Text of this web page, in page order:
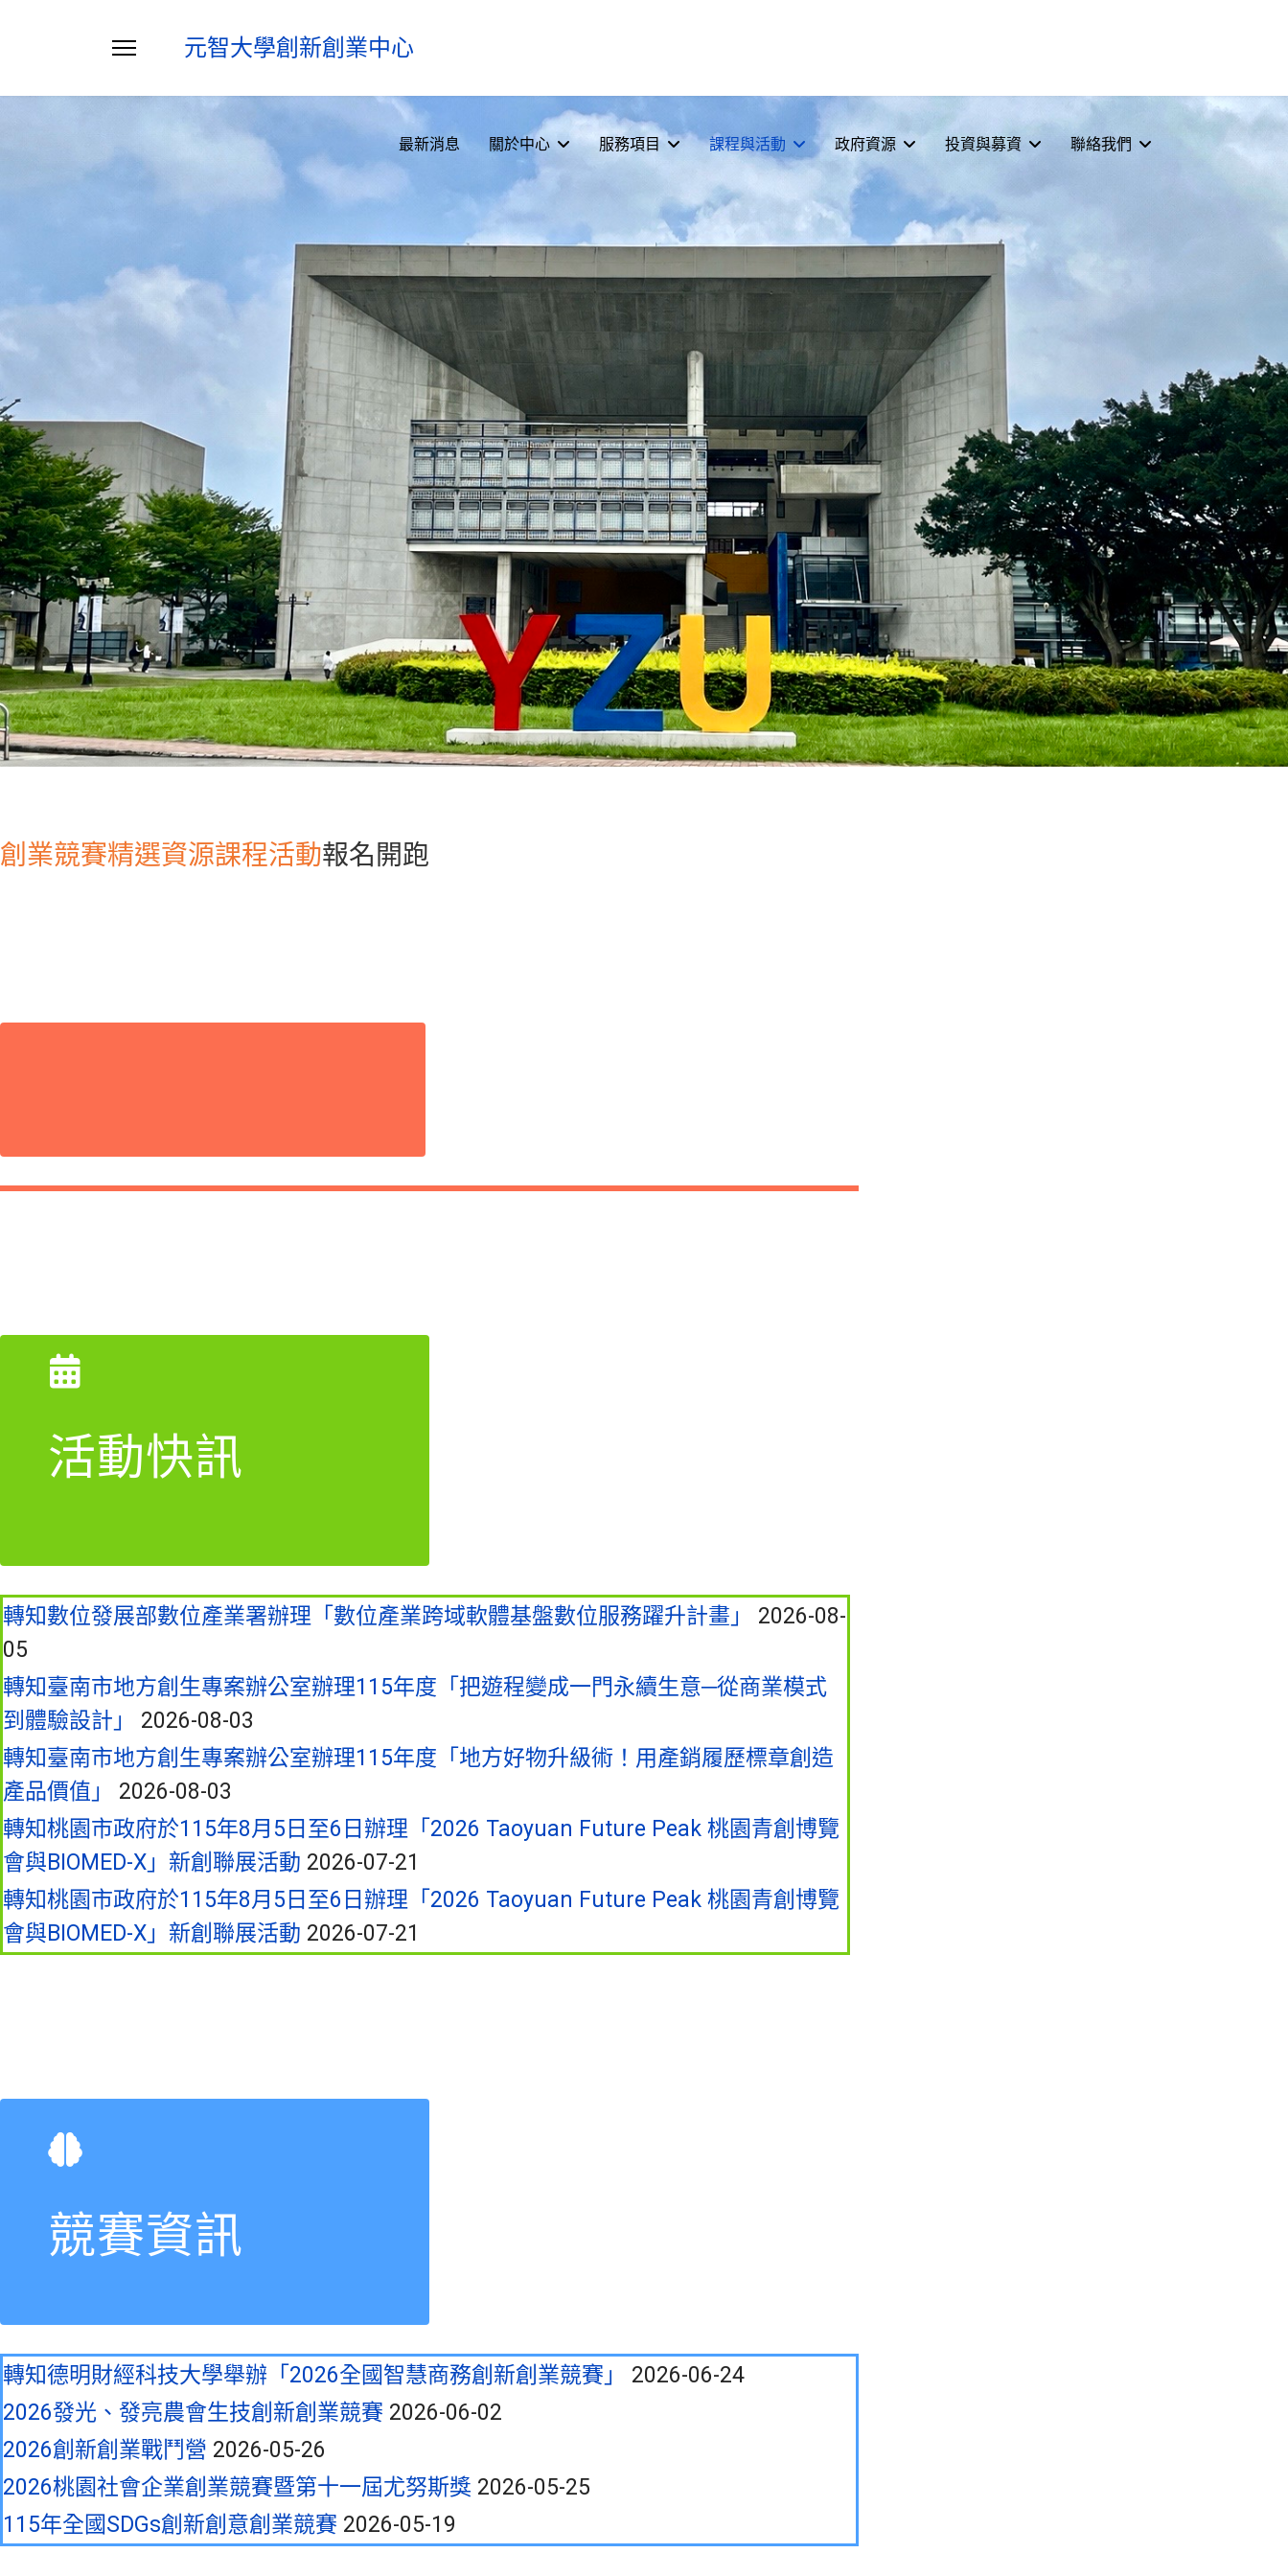
元智大學創新創業中心
最新消息 關於中心 服務項目 課程與活動 政府資源 投資與募資 聯絡我們
選擇你的語言
創業競賽精選資源課程活動報名開跑
活動快訊
轉知數位發展部數位產業署辦理「數位產業跨域軟體基盤數位服務躍升計畫」
2026-08-
05
轉知臺南市地方創生專案辦公室辦理115年度「把遊程變成一門永續生意─從商業模式
到體驗設計」
2026-08-03
轉知臺南市地方創生專案辦公室辦理115年度「地方好物升級術！用產銷履歷標章創造
產品價值」
2026-08-03
轉知桃園市政府於115年8月5日至6日辦理「2026 Taoyuan Future Peak 桃園青創博覽
會與BIOMED-X」新創聯展活動 2026-07-21
轉知桃園市政府於115年8月5日至6日辦理「2026 Taoyuan Future Peak 桃園青創博覽
會與BIOMED-X」新創聯展活動 2026-07-21
競賽資訊
轉知德明財經科技大學舉辦「2026全國智慧商務創新創業競賽」
2026-06-24
2026發光、發亮農會生技創新創業競賽 2026-06-02
2026創新創業戰鬥營 2026-05-26
2026桃園社會企業創業競賽暨第十一屆尤努斯獎 2026-05-25
115年全國SDGs創新創意創業競賽 2026-05-19